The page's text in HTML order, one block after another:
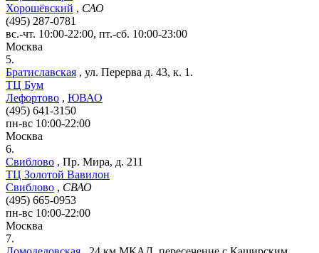
Хорошёвский , САО
(495) 287-0781
вс.-чт. 10:00-22:00, пт.-сб. 10:00-23:00
Москва
5.
Братиславская , ул. Перерва д. 43, к. 1.
ТЦ Бум
Лефортово , ЮВАО
(495) 641-3150
пн-вс 10:00-22:00
Москва
6.
Свиблово , Пр. Мира, д. 211
ТЦ Золотой Вавилон
Свиблово , СВАО
(495) 665-0953
пн-вс 10:00-22:00
Москва
7.